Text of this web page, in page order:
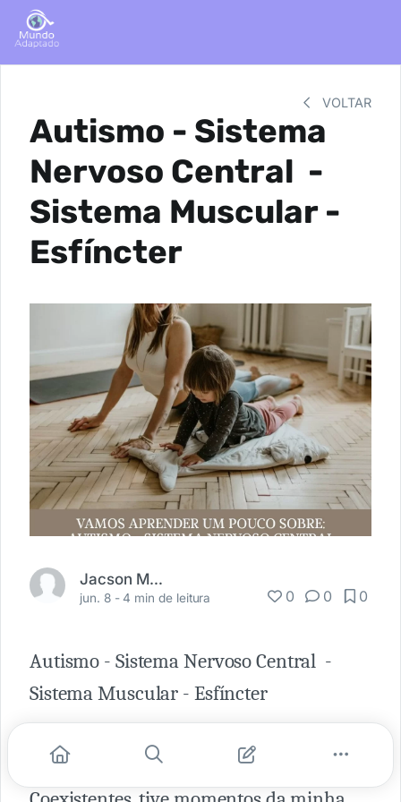
VOLTAR
Autismo - Sistema
Nervoso Central -
Sistema Muscular -
Esfíncter
Jacson Marçal
jun. 8 -4 min de leitura 0 0 0
Autismo - Sistema Nervoso Central -
Sistema Muscular - Esfíncter
diversas Comorbidades e Condições